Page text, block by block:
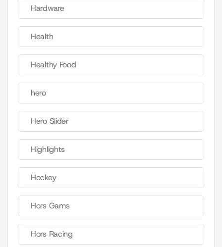
Hardware
Health
Healthy Food
hero
Hero Slider
Highlights
Hockey
Hors Gams
Hors Racing